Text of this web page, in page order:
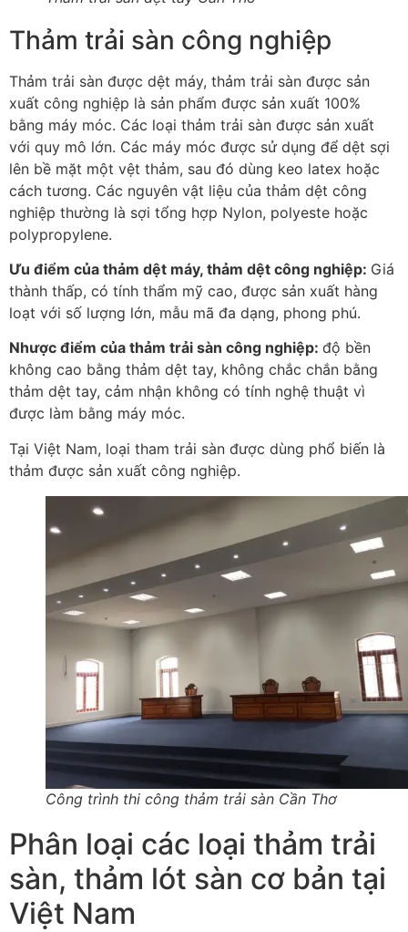
Thảm trải sàn công nghiệp
Thảm trải sàn được dệt máy, thảm trải sàn được sản
xuất công nghiệp là sản phẩm được sản xuất 100%
bằng máy móc. Các loại thảm trải sàn được sản xuất
với quy mô lớn. Các máy móc được sử dụng để dệt sợi
lên bề mặt một vệt thảm, sau đó dùng keo latex hoặc
cách tương. Các nguyên vật liệu của thảm dệt công
nghiệp thường là sợi tổng hợp Nylon, polyeste hoặc
polypropylene.
Ưu điểm của thảm dệt máy, thảm dệt công nghiệp: Giá
thành thấp, có tính thẩm mỹ cao, được sản xuất hàng
loạt với số lượng lớn, mẫu mã đa dạng, phong phú.
Nhược điểm của thảm trải sàn công nghiệp: độ bền
không cao bằng thảm dệt tay, không chắc chắn bằng
thảm dệt tay, cảm nhận không có tính nghệ thuật vì
được làm bằng máy móc.
Tại Việt Nam, loại tham trải sàn được dùng phổ biến là
thảm được sản xuất công nghiệp.
Công trình thi công thảm trải sàn Cần Thơ
Phân loại các loại thảm trải
sàn, thảm lót sàn cơ bản tại
Việt Nam